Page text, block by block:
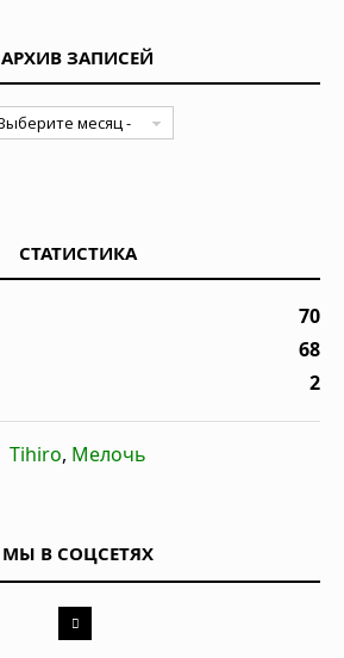
АРХИВ ЗАПИСЕЙ
СТАТИСТИКА
70
68
2
Tihiro, Мелочь
МЫ В СОЦСЕТЯХ